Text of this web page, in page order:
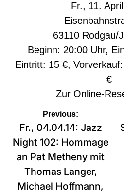
Fr., 11.
63110 Rodgau/
Beginn: 20:00 Uhr,
Eintritt: 15 €,
€
Zur Online-
Previous:
Fr., 04.04.14: Jazz
Night 102: Hommage
an Pat Metheny mit
Thomas Langer,
Michael Hoffmann,